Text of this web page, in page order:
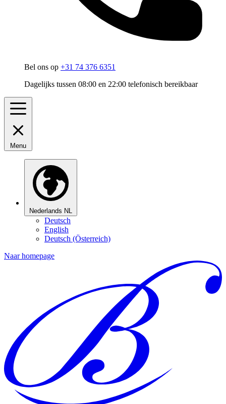
Bel ons op +31 74 376 6351
Dagelijks tussen 08:00 en 22:00 telefonisch bereikbaar
Menu
Nederlands NL
Deutsch
English
Deutsch (Österreich)
Naar homepage